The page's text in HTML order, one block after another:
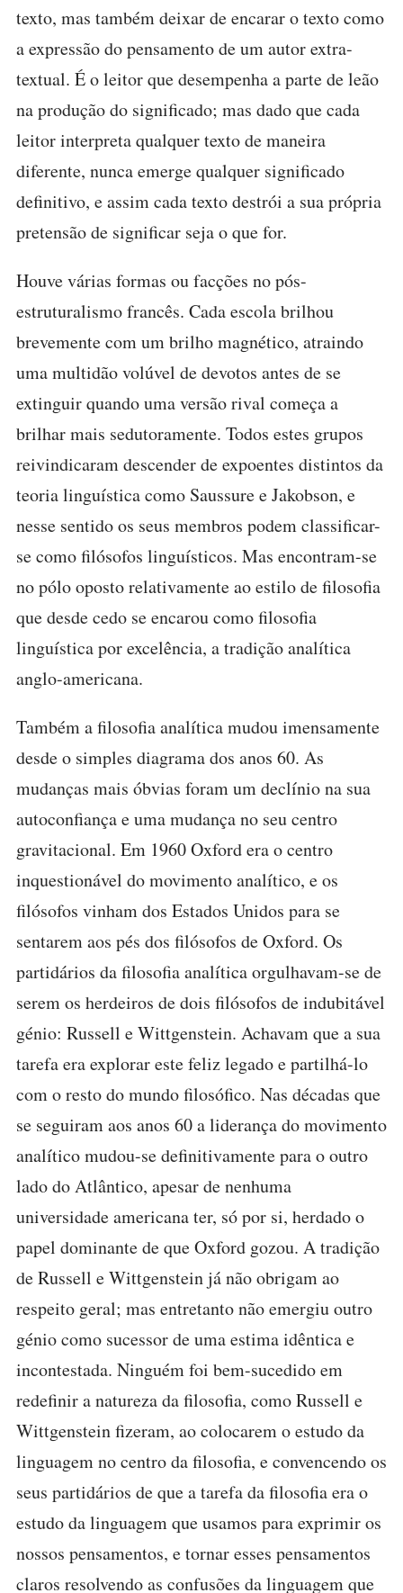
texto, mas também deixar de encarar o texto como
a expressão do pensamento de um autor extra-
textual. É o leitor que desempenha a parte de leão
na produção do significado; mas dado que cada
leitor interpreta qualquer texto de maneira
diferente, nunca emerge qualquer significado
definitivo, e assim cada texto destrói a sua própria
pretensão de significar seja o que for.
Houve várias formas ou facções no pós-
estruturalismo francês. Cada escola brilhou
brevemente com um brilho magnético, atraindo
uma multidão volúvel de devotos antes de se
extinguir quando uma versão rival começa a
brilhar mais sedutoramente. Todos estes grupos
reivindicaram descender de expoentes distintos da
teoria linguística como Saussure e Jakobson, e
nesse sentido os seus membros podem classificar-
se como filósofos linguísticos. Mas encontram-se
no pólo oposto relativamente ao estilo de filosofia
que desde cedo se encarou como filosofia
linguística por excelência, a tradição analítica
anglo-americana.
Também a filosofia analítica mudou imensamente
desde o simples diagrama dos anos 60. As
mudanças mais óbvias foram um declínio na sua
autoconfiança e uma mudança no seu centro
gravitacional. Em 1960 Oxford era o centro
inquestionável do movimento analítico, e os
filósofos vinham dos Estados Unidos para se
sentarem aos pés dos filósofos de Oxford. Os
partidários da filosofia analítica orgulhavam-se de
serem os herdeiros de dois filósofos de indubitável
génio: Russell e Wittgenstein. Achavam que a sua
tarefa era explorar este feliz legado e partilhá-lo
com o resto do mundo filosófico. Nas décadas que
se seguiram aos anos 60 a liderança do movimento
analítico mudou-se definitivamente para o outro
lado do Atlântico, apesar de nenhuma
universidade americana ter, só por si, herdado o
papel dominante de que Oxford gozou. A tradição
de Russell e Wittgenstein já não obrigam ao
respeito geral; mas entretanto não emergiu outro
génio como sucessor de uma estima idêntica e
incontestada. Ninguém foi bem-sucedido em
redefinir a natureza da filosofia, como Russell e
Wittgenstein fizeram, ao colocarem o estudo da
linguagem no centro da filosofia, e convencendo os
seus partidários de que a tarefa da filosofia era o
estudo da linguagem que usamos para exprimir os
nossos pensamentos, e tornar esses pensamentos
claros resolvendo as confusões da linguagem que